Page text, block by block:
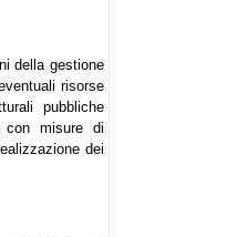
della gestione
risorse
pubbliche
con misure di
dei